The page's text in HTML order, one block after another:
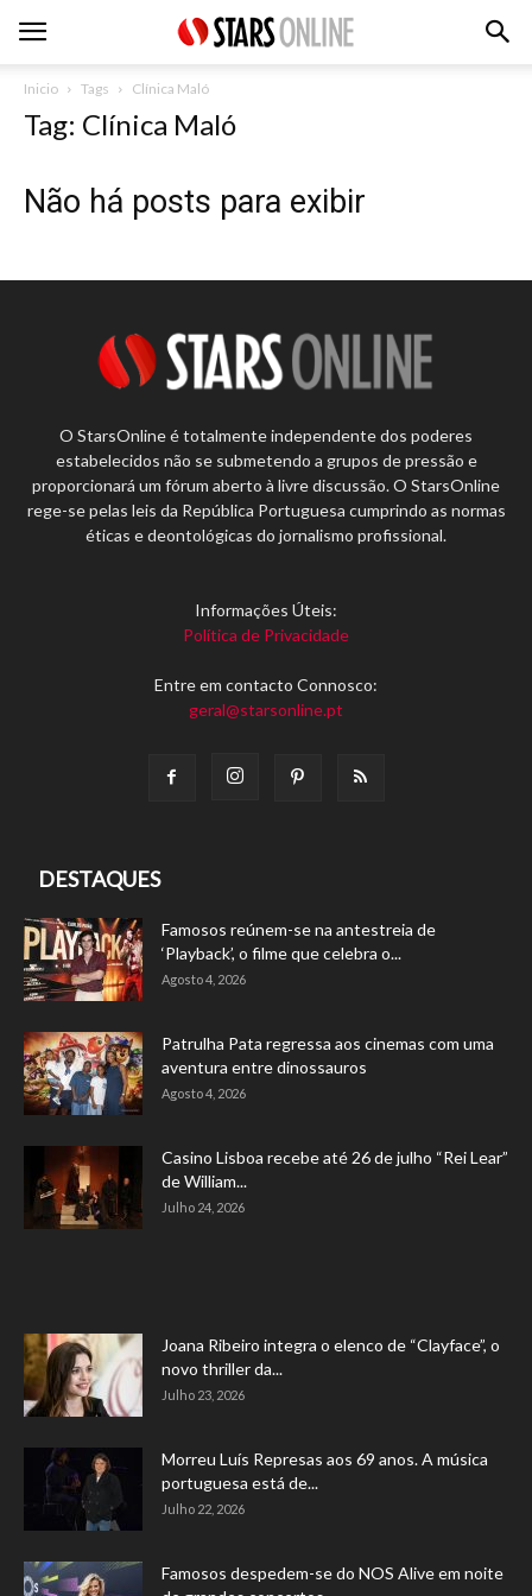
Inicio Tags Clínica Maló
Tag: Clínica Maló
Não há posts para exibir
O StarsOnline é totalmente independente dos poderes
estabelecidos não se submetendo a grupos de pressão e
proporcionará um fórum aberto à livre discussão. O StarsOnline
rege-se pelas leis da República Portuguesa cumprindo as normas
éticas e deontológicas do jornalismo profissional.
Informações Úteis:
Política de Privacidade
Entre em contacto Connosco:
geral@starsonline.pt
DESTAQUES
Famosos reúnem-se na antestreia de
‘Playback’, o filme que celebra o...
Agosto 4, 2026
Patrulha Pata regressa aos cinemas com uma
aventura entre dinossauros
Agosto 4, 2026
Casino Lisboa recebe até 26 de julho “Rei Lear”
de William...
Julho 24, 2026
Joana Ribeiro integra o elenco de “Clayface”, o
novo thriller da...
Julho 23, 2026
Morreu Luís Represas aos 69 anos. A música
portuguesa está de...
Julho 22, 2026
Famosos despedem-se do NOS Alive em noite